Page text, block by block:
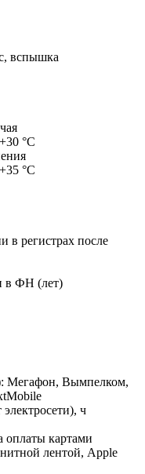
вспышка
°С
°С
в регистрах после
в ФН (лет)
Мегафон, Вымпелком,
ч
оплаты картами
лентой, Apple